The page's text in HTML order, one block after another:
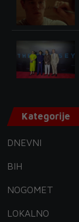
Kategorije
DNEVNI
BIH
NOGOMET
LOKALNO